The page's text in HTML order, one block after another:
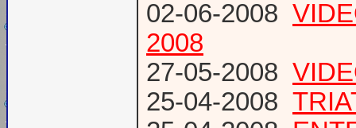
02-06-2008
2008
27-05-2008
25-04-2008